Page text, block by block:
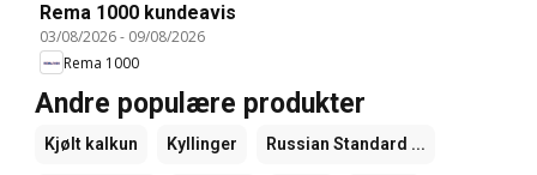
Rema 1000 kundeavis
03/08/2026- 09/08/2026
Rema 1000
Andre populære produkter
Kjølt kalkun Kyllinger Russian Standard ...